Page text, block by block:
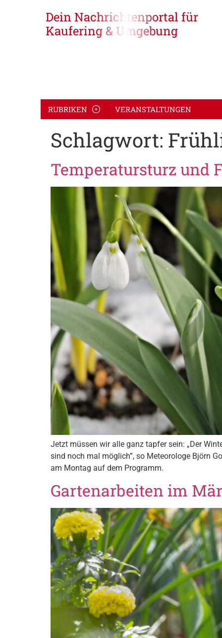
Dein Nachrichtenportal für
Kaufering & Umgebung
RUBRIKEN VERANSTALTUNGEN
Schlagwort:
Temperatursturz und
Jetzt müssen wir alle ganz tapfer sein: „Der
sind noch mal möglich”, so Meteorologe Björn
am Montag auf dem Programm.
Gartenarbeiten im